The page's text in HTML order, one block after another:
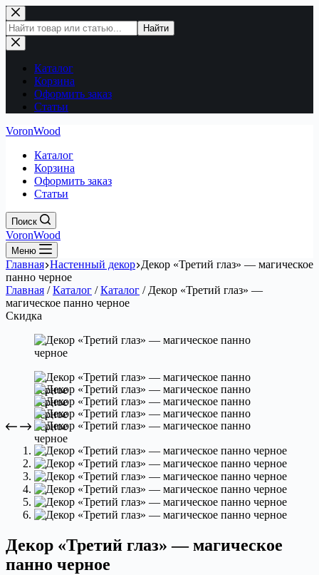
Перейти
к
сути
Поиск
по
сайту
Найти
Каталог
Корзина
Оформить заказ
Статьи
VoronWood
Каталог
Корзина
Оформить заказ
Статьи
Поиск
VoronWood
Меню
Главная Настенный декор Декор «Третий глаз» — магическое
панно черное
Главная / Каталог / Каталог / Декор «Третий глаз» —
магическое панно черное
Скидка
Декор «Третий глаз» — магическое
панно черное